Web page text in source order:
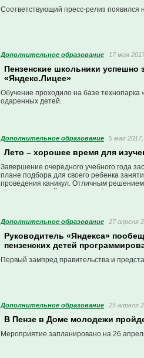
Соответствующий пресс-релиз
Дополнительное образование 17 мая
Пензенские школьники
«Яндекс.Лицее»
Обучение проходило на базе технопарка
одаренных детей.
Дополнительное образование 5 мая
Лето – хорошее время для
Завершение очередного учебного года
плане подбора для своего ребенка
проведения каникул. Отличным
изучению английского языка, без знания
Дополнительное образование 27 апреля
Руководитель «Яндекса»
пензенских детей
Первый зампред правительства и
Дополнительное образование 25 апреля
В Пензе в Доме молодежи
Мероприятие запланировано на 26